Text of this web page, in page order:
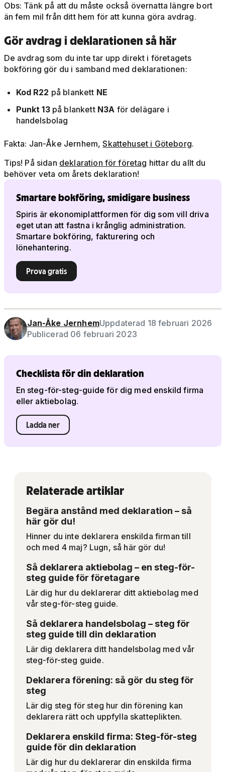
Obs: Tänk på att du måste också övernatta längre bort
än fem mil från ditt hem för att kunna göra avdrag.
Gör avdrag i deklarationen så här
De avdrag som du inte tar upp direkt i företagets
bokföring gör du i samband med deklarationen:
Kod R22 på blankett NE
Punkt 13på blankett N3A för delägare i
handelsbolag
Fakta: Jan-Åke Jernhem,Skattehuset i Göteborg.
Tips! På sidan deklaration för företag hittar du allt du
behöver veta om årets deklaration!
Smartare bokföring, smidigare business
Spiris är ekonomiplattformen för dig som vill driva
eget utan att fastna i krånglig administration.
Smartare bokföring, fakturering och
lönehantering.
Prova gratis
Jan-Åke JernhemUppdaterad 18 februari 2026
Publicerad 06 februari 2023
Checklista för din deklaration
En steg-för-steg-guide för dig med enskild firma
eller aktiebolag.
Ladda ner
Relaterade artiklar
Begära anstånd med deklaration – så
här gör du!
Hinner du inte deklarera enskilda firman till
och med 4 maj? Lugn, så här gör du!
Så deklarera aktiebolag – en steg-för-
steg guide för företagare
Lär dig hur du deklarerar ditt aktiebolag med
vår steg-för-steg guide.
Så deklarera handelsbolag – steg för
steg guide till din deklaration
Lär dig deklarera ditt handelsbolag med vår
steg-för-steg guide.
Deklarera förening: så gör du steg för
steg
Lär dig steg för steg hur din förening kan
deklarera rätt och uppfylla skatteplikten.
Deklarera enskild firma: Steg-för-steg
guide för din deklaration
Lär dig hur du deklarerar din enskilda firma